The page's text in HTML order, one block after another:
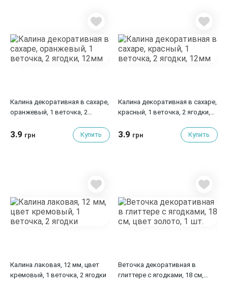
Калина декоративная в сахаре,
оранжевый, 1 веточка, 2
3.9 грн Купить
Калина декоративная в сахаре,
красный, 1 веточка, 2 ягодки,
3.9 грн Купить
Калина лаковая, 12 мм, цвет
кремовый, 1 веточка, 2 ягодки
Веточка декоративная в
глиттере с ягодками, 18 см,